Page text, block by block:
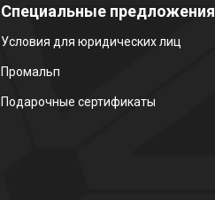
Специальные предложения
Условия для юридических лиц
Промальп
Подарочные сертификаты